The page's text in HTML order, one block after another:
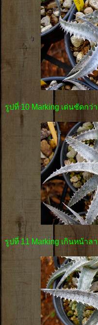
รูปที่ 10 Marking เด่นชัดกว่
รูปที่ 11 Marking เกินหน้าล